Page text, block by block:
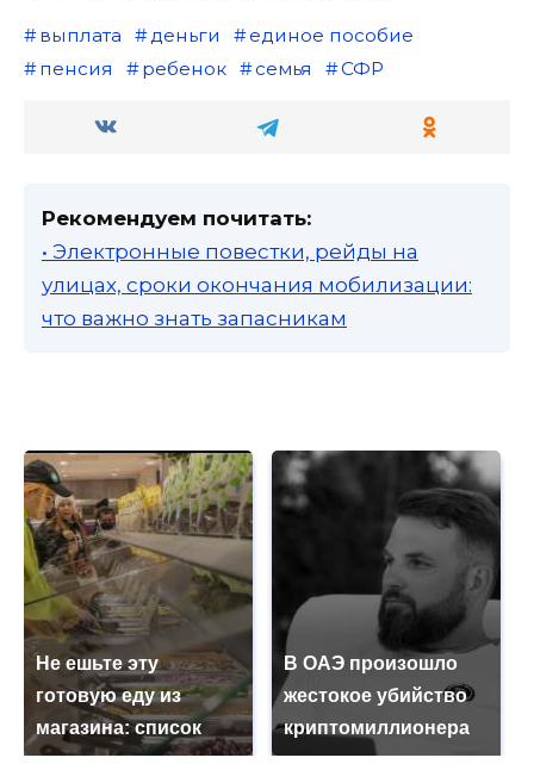
выплата деньги
единое пособие
пенсия
ребенок семья СФР
Рекомендуем почитать:
• Электронные повестки, рейды на
улицах, сроки окончания мобилизации:
что важно знать запасникам
Не ешьте эту
готовую еду из
магазина: список
В ОАЭ произошло
жестокое убийство
криптомиллионера